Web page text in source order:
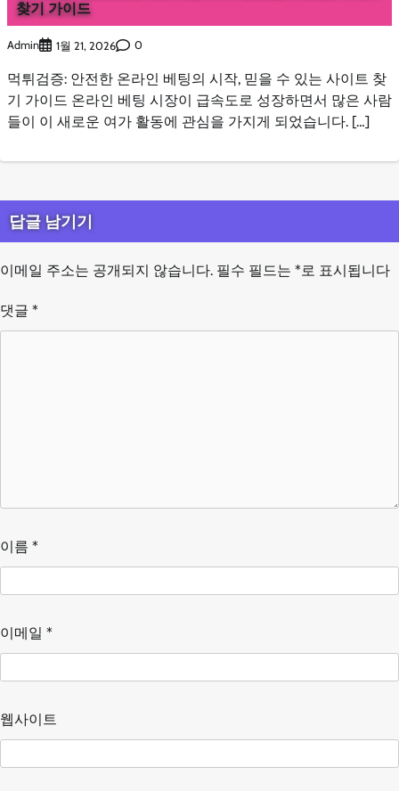
찾기 가이드
Admin 1월 21, 2026 0
먹튀검증: 안전한 온라인 베팅의 시작, 믿을 수 있는 사이트 찾
기 가이드 온라인 베팅 시장이 급속도로 성장하면서 많은 사람
들이 이 새로운 여가 활동에 관심을 가지게 되었습니다. […]
답글 남기기
이메일 주소는 공개되지 않습니다. 필수 필드는 *로 표시됩니다
댓글 *
이름 *
이메일 *
웹사이트